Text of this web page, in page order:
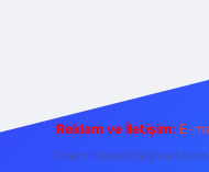
Reklam ve İletişim: E-
forumhizmeti@gmail.com